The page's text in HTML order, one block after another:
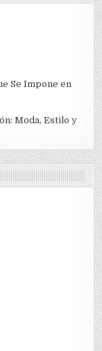
Se Impone en
Moda, Estilo y